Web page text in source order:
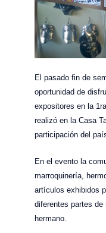
El pasado fin de
oportunidad de
expositores en la
realizó en la Casa
participación del
En el evento la
marroquinería,
artículos exhibidos
diferentes partes
hermano.